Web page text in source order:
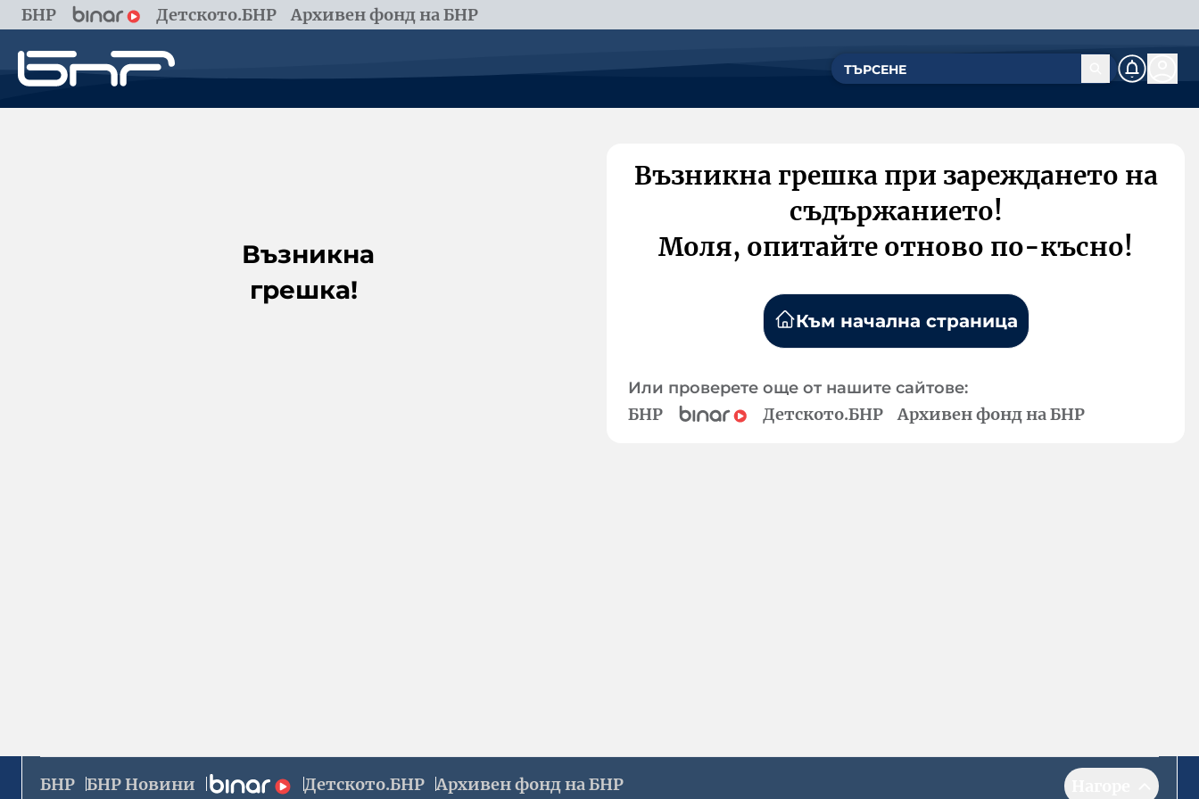
БНР Детското.БНР Архивен фонд на БНР
Възникна
грешка!
Възникна грешка при зареждането на
съдържанието!
Моля, опитайте отново по-късно!
Към начална страница
Или проверете още от нашите сайтове:
БНР Детското.БНР Архивен фонд на БНР
БНР БНР Новини Детското.БНР Архивен фонд на БНР